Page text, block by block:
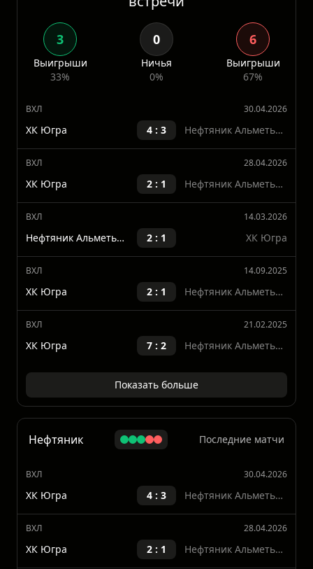
Нефтяник
Личные
встречи
Югра
Выигрыши
33%
0%
Выигрыши
67%
ВХЛ 30.04.2026
ХК Югра 4 : 3
ВХЛ 28.04.2026
ХК Югра 2 : 1 Нефтяник Альметьевск
ВХЛ 14.03.2026
2 : 1 ХК Югра
ВХЛ 14.09.2025
ХК Югра 2 : 1
ВХЛ 21.02.2025
ХК Югра 7 : 2 Нефтяник Альметьевск
Показать больше
Нефтяник Последние матчи
ВХЛ 30.04.2026
ХК Югра 4 : 3